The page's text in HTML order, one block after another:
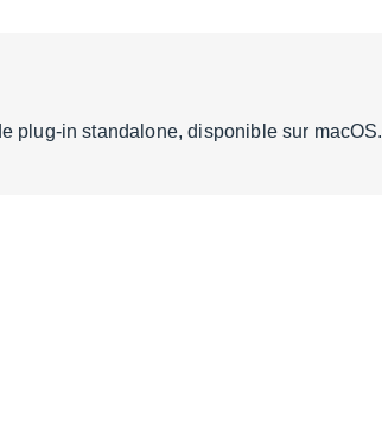
plug-in standalone, disponible sur macOS.